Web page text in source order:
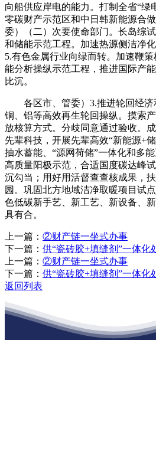
向船供应岸电的能力。打制全省“绿
零碳财产示范区和中日韩新能源合
委）（二）次要使命部门。长岛综
和储能示范工程。加速热源侧洁净
5.有色金属行业向绿而转。加速鞭
能分析操纵示范工程，推进国际产
比沉。
各区市、管委）3.推进轮回经济
铜、铝等高效再生轮回操纵。摸索
放核算方式。分歧同意通过验收。
先辈科技，开展先辈高效“新能源+
抽水蓄能、“源网荷储”一体化和多
高质量阳极示范，合适国度碳达峰
沉勾当；用好用活督查查核成果，
园。巩固北方地域洁净取暖项目试
色低碳新手艺、新工艺、新设备、
具有合。
上一篇： ②财产链一坐式办事
下一篇： 供“瓷砖胶+填缝剂”一体化
上一篇： ②财产链一坐式办事
下一篇： 供“瓷砖胶+填缝剂”一体化
返回列表